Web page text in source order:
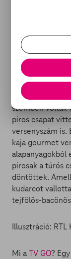
nem rettentek
csirkeroládot
rántott
szemben voltak
piros csapat
versenyszám is.
kaja gourmet
pirosak a túrós
döntöttek.
kudarcot
tejfölös-
Illusztráció: RTL
Mi aTV GO?